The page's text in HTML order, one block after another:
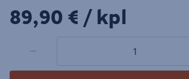
89,90€/kpl
89,90 € / kpl
−